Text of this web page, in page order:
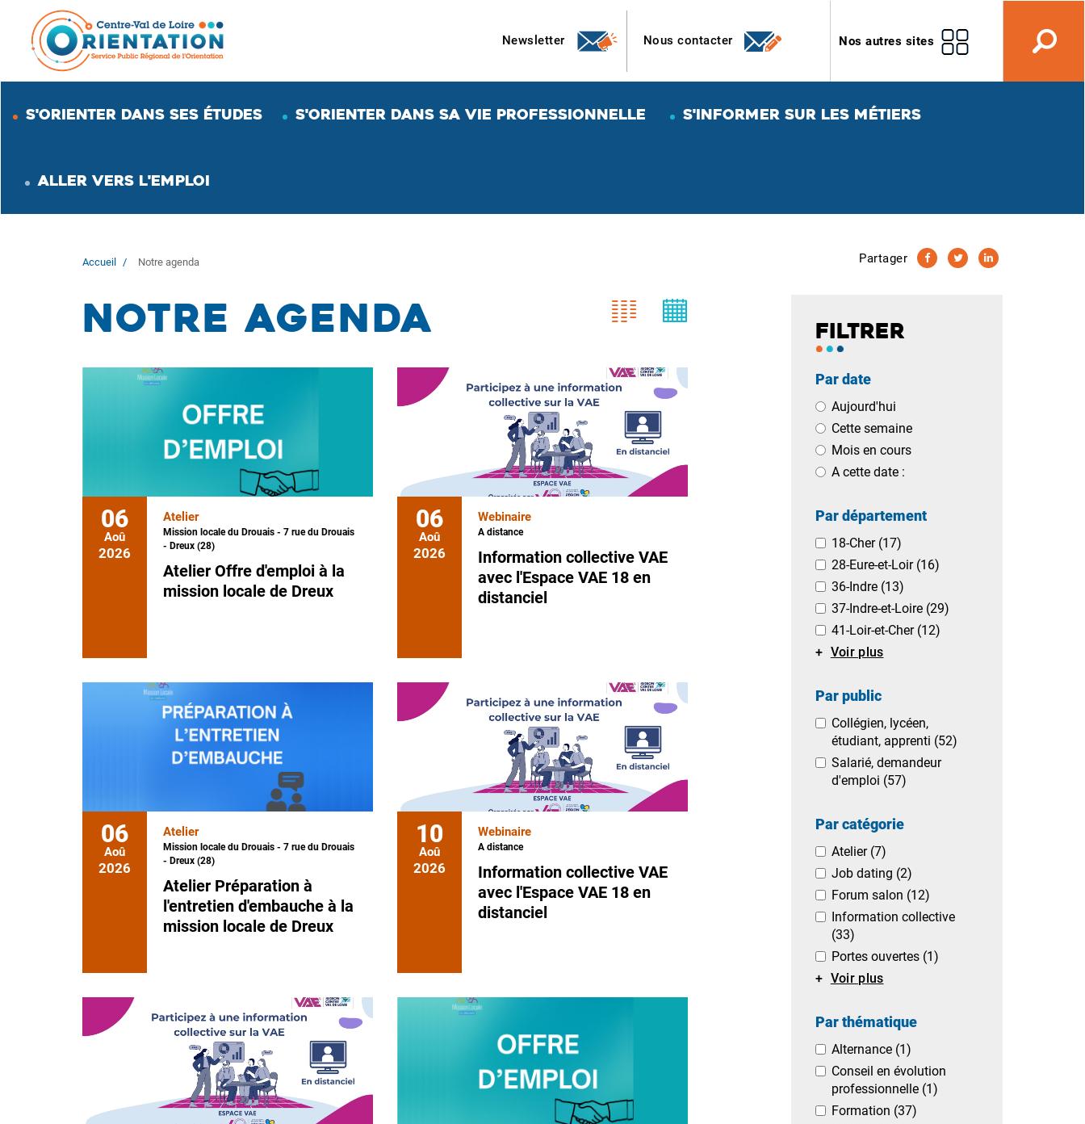
contenu
principal
Newsletter Nous contacter Nos autres sites
S'ORIENTER DANS SES ÉTUDES S'ORIENTER DANS SA VIE PROFESSIONNELLE S'INFORMER SUR LES MÉTIERS
ALLER VERS L'EMPLOI
Accueil Notre agenda Partager
FILTRER
Par date
Aujourd'hui
Cette semaine
Mois en cours
A cette date :
Par département
18-Cher (17)
28-Eure-et-Loir (16)
36-Indre (13)
37-Indre-et-Loire (29)
41-Loir-et-Cher (12)
Voir plus
Par public
Collégien, lycéen,
étudiant, apprenti (52)
Salarié, demandeur
d'emploi (57)
Par catégorie
Atelier (7)
Job dating (2)
Forum salon (12)
Information collective
(33)
Portes ouvertes (1)
Voir plus
Par thématique
Alternance (1)
Conseil en évolution
professionnelle (1)
Formation (37)
Notre agenda
Afficher
sous
liste
Afficher
sous
calendrier
06
Aoû
2026
Atelier
Mission locale du Drouais - 7 rue du Drouais
- Dreux (28)
Atelier Offre d'emploi à la
mission locale de Dreux
06
Aoû
2026
Webinaire
A distance
Information collective VAE
avec l'Espace VAE 18 en
distanciel
06
Aoû
2026
Atelier
Mission locale du Drouais - 7 rue du Drouais
- Dreux (28)
Atelier Préparation à
l'entretien d'embauche à la
mission locale de Dreux
10
Aoû
2026
Webinaire
A distance
Information collective VAE
avec l'Espace VAE 18 en
distanciel